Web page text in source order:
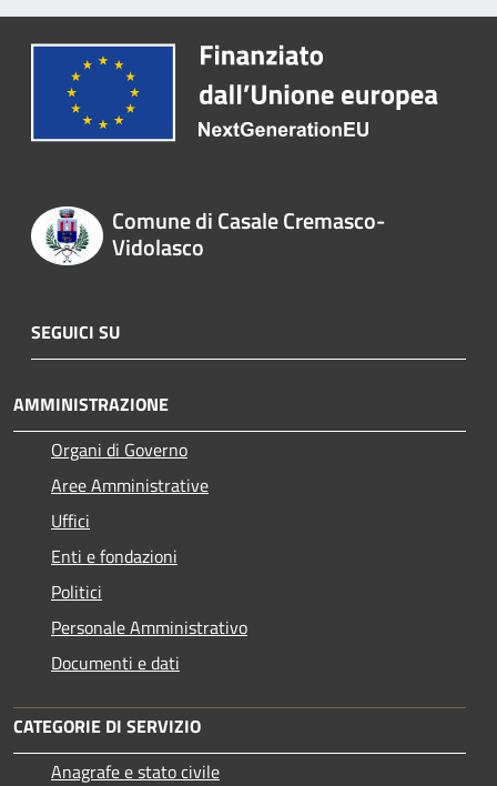
Comune di Casale Cremasco-
Vidolasco
SEGUICI SU
AMMINISTRAZIONE
Organi di Governo
Aree Amministrative
Uffici
Enti e fondazioni
Politici
Personale Amministrativo
Documenti e dati
CATEGORIE DI SERVIZIO
Anagrafe e stato civile